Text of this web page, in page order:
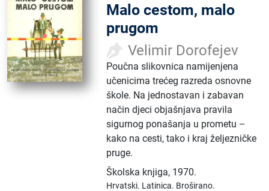
Malo cestom, malo
prugom
Velimir Dorofejev
Poučna slikovnica namijenjena
učenicima trećeg razreda osnovne
škole. Na jednostavan i zabavan
način djeci objašnjava pravila
sigurnog ponašanja u prometu –
kako na cesti, tako i kraj željezničke
pruge.
Školska knjiga, 1970.
Hrvatski. Latinica. Broširano.